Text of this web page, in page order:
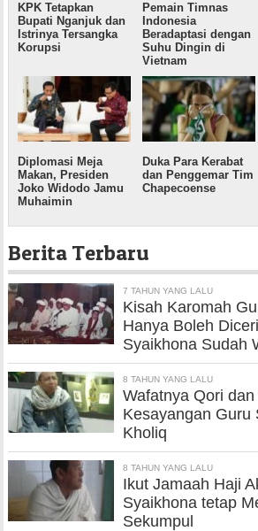
KPK Tetapkan
Bupati Nganjuk dan
Istrinya Tersangka
Korupsi
Pemain Timnas
Indonesia
Beradaptasi dengan
Suhu Dingin di
Vietnam
Diplomasi Meja
Makan, Presiden
Joko Widodo Jamu
Muhaimin
Duka Para Kerabat
dan Penggemar Tim
Chapecoense
Berita Terbaru
7 TAHUN YANG LALU
Kisah Karomah
Hanya Boleh
Syaikhona Sudah
8 TAHUN YANG LALU
Wafatnya Qori
Kesayangan Guru
Kholiq
8 TAHUN YANG LALU
Ikut Jamaah Haji
Syaikhona tetap
Sekumpul